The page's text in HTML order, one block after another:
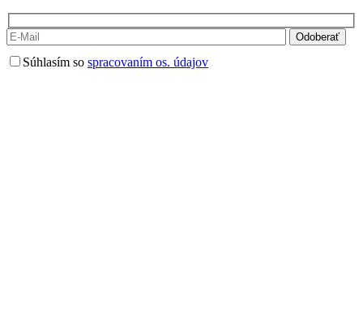
Súhlasím so spracovaním os. údajov